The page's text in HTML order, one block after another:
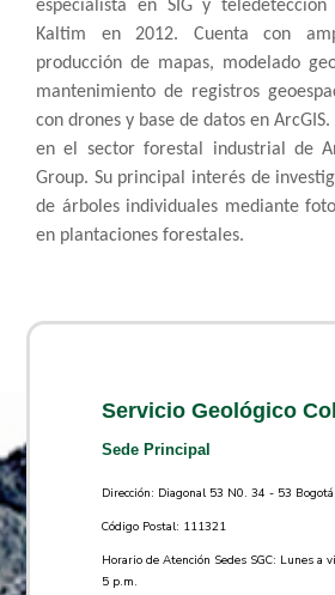
especialista en SIG y
Kaltim en 2012. Cuenta con
producción de mapas, modelado
mantenimiento de registros
con drones y base de datos en
en el sector forestal industrial de
Group. Su principal interés de
de árboles individuales mediante
en plantaciones forestales.
Servicio Geológico
Sede Principal
Dirección: Diagonal 53 N0. 34 - 53 Bogotá
Código Postal: 111321
Horario de Atención Sedes SGC: Lunes a
5 p.m.